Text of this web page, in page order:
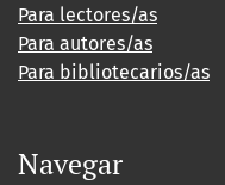
Para lectores/as
Para autores/as
Para bibliotecarios/as
Navegar